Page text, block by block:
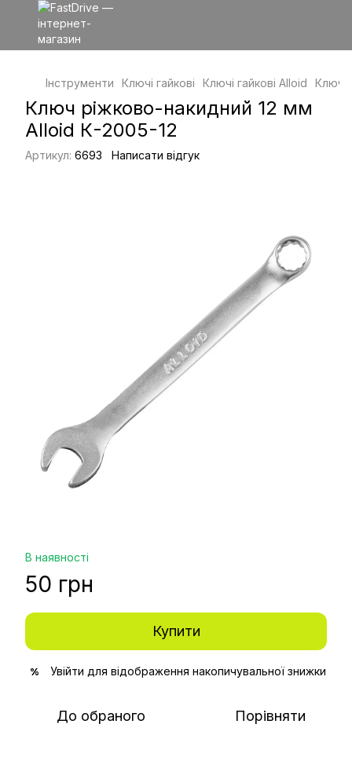
Інструменти Ключі гайкові Ключі гайкові Alloid Ключ
Ключ ріжково-накидний 12 мм
Alloid К-2005-12
Артикул: 6693 Написати відгук
В наявності
50 грн
Купити
% Увійти для відображення накопичувальної знижки
До обраного Порівняти